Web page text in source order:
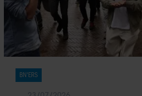
BN'ERS